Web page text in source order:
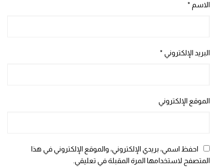
الاسم *
البريد الإلكتروني *
الموقع الإلكتروني
احفظ اسمي، بريدي الإلكتروني، والموقع الإلكتروني في هذا
المتصفح لاستخدامها المرة المقبلة في تعليقي.